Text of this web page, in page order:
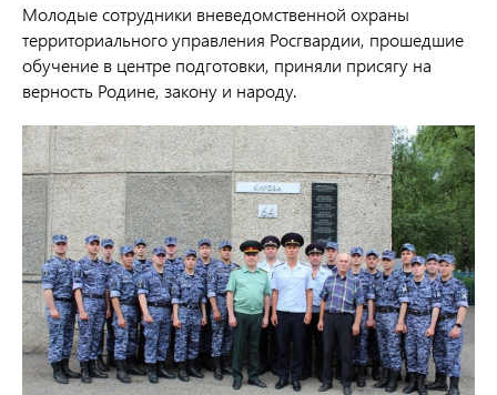
Молодые сотрудники вневедомственной охраны
территориального управления Росгвардии, прошедшие
обучение в центре подготовки, приняли присягу на
верность Родине, закону и народу.